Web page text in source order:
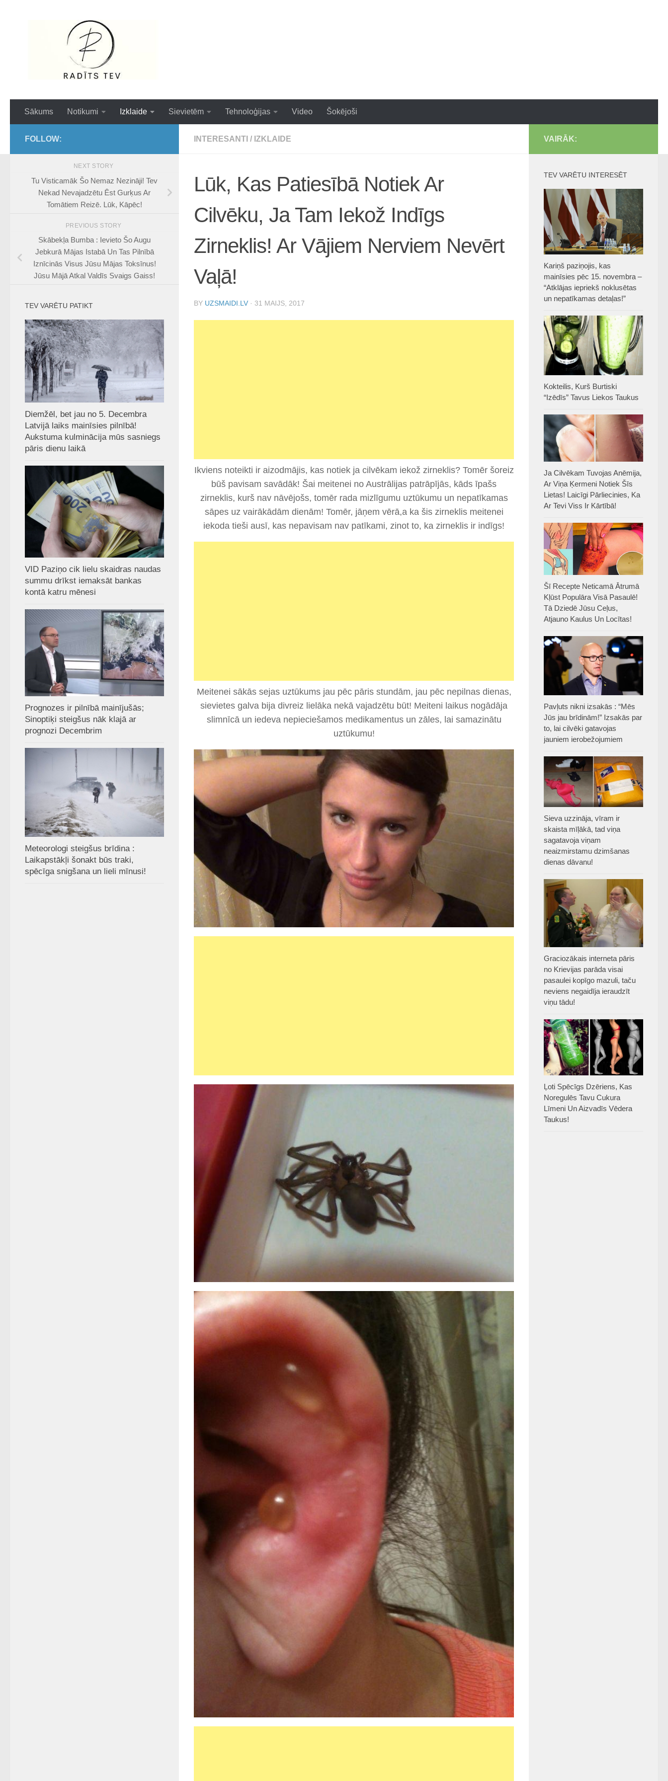
Sākums Notikumi Izklaide Sievietēm Tehnoloģijas Video Šokējoši
INTERESANTI / IZKLAIDE
Lūk, Kas Patiesībā Notiek Ar
Cilvēku, Ja Tam Iekož Indīgs
Zirneklis! Ar Vājiem Nerviem Nevērt
Vaļā!
BY UZSMAIDI.LV · 31 MAIJS, 2017
Ikviens noteikti ir aizodmājis, kas notiek ja cilvēkam iekož zirneklis? Tomēr šoreiz
būš pavisam savādāk! Šai meitenei no Austrālijas patrāpījās, kāds īpašs
zirneklis, kurš nav nāvējošs, tomēr rada mizlīgumu uztūkumu un nepatīkamas
sāpes uz vairākādām dienām! Tomēr, jāņem vērā,a ka šis zirneklis meitenei
iekoda tieši ausī, kas nepavisam nav patīkami, zinot to, ka zirneklis ir indīgs!
Meitenei sākās sejas uztūkums jau pēc pāris stundām, jau pēc nepilnas dienas,
sievietes galva bija divreiz lielāka nekā vajadzētu būt! Meiteni laikus nogādāja
slimnīcā un iedeva nepieciešamos medikamentus un zāles, lai samazinātu
uztūkumu!
FOLLOW:
NEXT STORY
Tu Visticamāk Šo Nemaz Nezināji! Tev
Nekad Nevajadzētu Ēst Gurķus Ar
Tomātiem Reizē. Lūk, Kāpēc!
PREVIOUS STORY
Skābekļa Bumba : Ievieto Šo Augu
Jebkurā Mājas Istabā Un Tas Pilnībā
Iznīcinās Visus Jūsu Mājas Toksīnus!
Jūsu Mājā Atkal Valdīs Svaigs Gaiss!
TEV VARĒTU PATIKT
Diemžēl, bet jau no 5. Decembra
Latvijā laiks mainīsies pilnībā!
Aukstuma kulminācija mūs sasniegs
pāris dienu laikā
VID Paziņo cik lielu skaidras naudas
summu drīkst iemaksāt bankas
kontā katru mēnesi
Prognozes ir pilnībā mainījušās;
Sinoptiķi steigšus nāk klajā ar
prognozi Decembrim
Meteorologi steigšus brīdina :
Laikapstākļi šonakt būs traki,
spēcīga snigšana un lieli mīnusi!
VAIRĀK:
TEV VARĒTU INTERESĒT
Kariņš paziņojis, kas
mainīsies pēc 15. novembra –
“Atklājas iepriekš noklusētas
un nepatīkamas detaļas!”
Kokteilis, Kurš Burtiski
“Izēdīs” Tavus Liekos Taukus
Ja Cilvēkam Tuvojas Anēmija,
Ar Viņa Ķermeni Notiek Šīs
Lietas! Laicīgi Pārliecinies, Ka
Ar Tevi Viss Ir Kārtībā!
Šī Recepte Neticamā Ātrumā
Kļūst Populāra Visā Pasaulē!
Tā Dziedē Jūsu Ceļus,
Atjauno Kaulus Un Locītas!
Pavļuts nikni izsakās : “Mēs
Jūs jau brīdinām!” Izsakās par
to, lai cilvēki gatavojas
jauniem ierobežojumiem
Sieva uzzināja, vīram ir
skaista mīļākā, tad viņa
sagatavoja viņam
neaizmirstamu dzimšanas
dienas dāvanu!
Graciozākais interneta pāris
no Krievijas parāda visai
pasaulei kopīgo mazuli, taču
neviens negaidīja ieraudzīt
viņu tādu!
Ļoti Spēcīgs Dzēriens, Kas
Noregulēs Tavu Cukura
Līmeni Un Aizvadīs Vēdera
Taukus!